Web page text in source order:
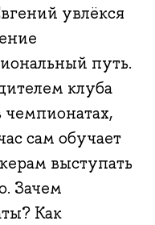
увлёкся
путь.
клуба
чемпионатах,
сам обучает
выступать
Зачем
Как